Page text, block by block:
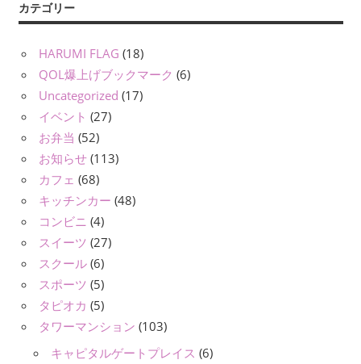
カテゴリー
HARUMI FLAG (18)
QOL爆上げブックマーク (6)
Uncategorized (17)
イベント (27)
お弁当 (52)
お知らせ (113)
カフェ (68)
キッチンカー (48)
コンビニ (4)
スイーツ (27)
スクール (6)
スポーツ (5)
タピオカ (5)
タワーマンション (103)
キャピタルゲートプレイス (6)